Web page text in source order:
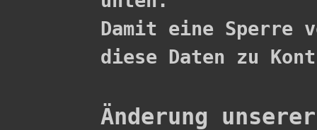
Damit eine Sperre
diese Daten zu
Änderung